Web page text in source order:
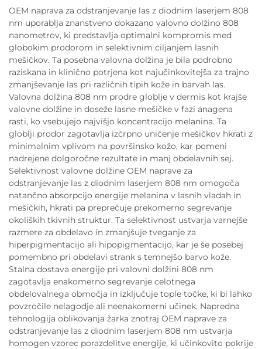
OEM naprava za odstranjevanje las z diodnim laserjem 808
nm uporablja znanstveno dokazano valovno dolžino 808
nanometrov, ki predstavlja optimalni kompromis med
globokim prodorom in selektivnim ciljanjem lasnih
mešičkov. Ta posebna valovna dolžina je bila podrobno
raziskana in klinično potrjena kot najučinkovitejša za trajno
zmanjševanje las pri različnih tipih kože in barvah las.
Valovna dolžina 808 nm prodre globlje v dermis kot krajše
valovne dolžine in doseže lasne mešičke v fazi anagena
rasti, ko vsebujejo najvišjo koncentracijo melanina. Ta
globlji prodor zagotavlja izčrpno uničenje mešičkov hkrati z
minimalnim vplivom na površinsko kožo, kar pomeni
nadrejene dolgoročne rezultate in manj obdelavnih sej.
Selektivnost valovne dolžine OEM naprave za
odstranjevanje las z diodnim laserjem 808 nm omogoča
natančno absorpcijo energije melanina v lasnih vladah in
mešičkih, hkrati pa preprečuje prekomerno segrevanje
okoliških tkivnih struktur. Ta selektivnost ustvarja varnejše
razmere za obdelavo in zmanjšuje tveganje za
hiperpigmentacijo ali hipopigmentacijo, kar je še posebej
pomembno pri obdelavi strank s temnejšo barvo kože.
Stalna dostava energije pri valovni dolžini 808 nm
zagotavlja enakomerno segrevanje celotnega
obdelovalnega območja in izključuje tople točke, ki bi lahko
povzročile nelagodje ali neenakomerni učinek. Napredna
tehnologija oblikovanja žarka znotraj OEM naprave za
odstranjevanje las z diodnim laserjem 808 nm ustvarja
homogen vzorec porazdelitve energije, ki učinkovito pokrije